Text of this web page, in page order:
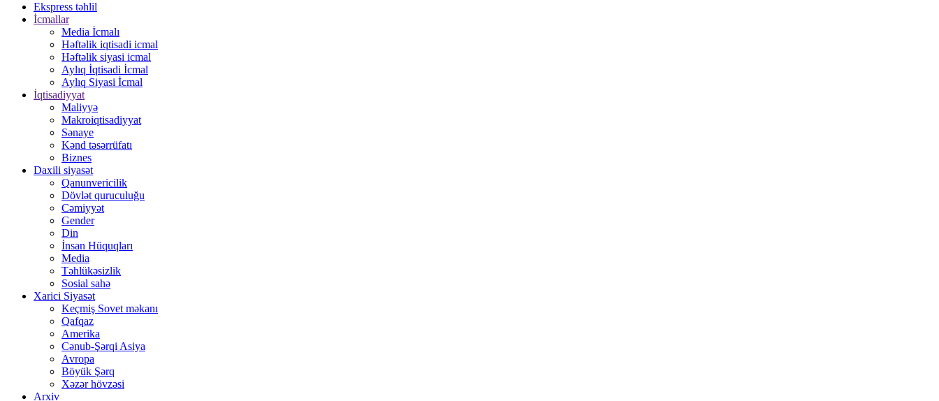
Ekspress təhlil
İcmallar
Media İcmalı
Həftəlik iqtisadi icmal
Həftəlik siyasi icmal
Aylıq İqtisadi İcmal
Aylıq Siyasi İcmal
İqtisadiyyat
Maliyyə
Makroiqtisadiyyat
Sənaye
Kənd təsərrüfatı
Biznes
Daxili siyasət
Qanunvericilik
Dövlət quruculuğu
Cəmiyyət
Gender
Din
İnsan Hüquqları
Media
Təhlükəsizlik
Sosial sahə
Xarici Siyasət
Keçmiş Sovet məkanı
Qafqaz
Amerika
Cənub-Şərqi Asiya
Avropa
Böyük Şərq
Xəzər hövzəsi
Arxiv